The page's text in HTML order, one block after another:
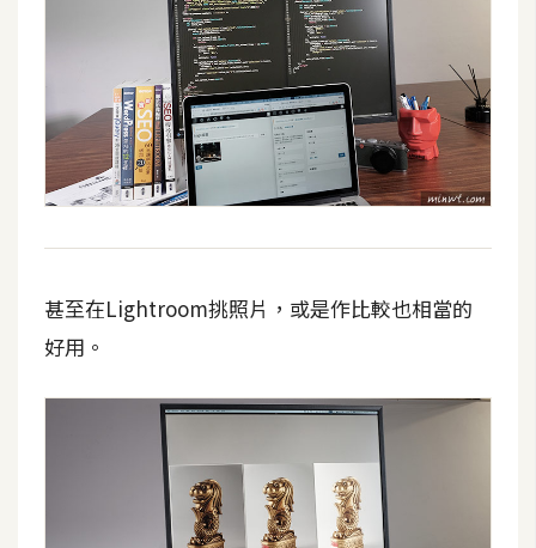
甚至在Lightroom挑照片，或是作比較也相當的
好用。